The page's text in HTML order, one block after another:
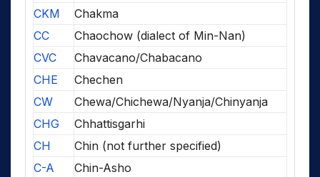
CKM
Chakma
CC
Chaochow (dialect of Min-Nan)
CVC
Chavacano/Chabacano
CHE
Chechen
CW
Chewa/Chichewa/Nyanja/Chinyanja
CHG
Chhattisgarhi
CH
Chin (not further specified)
C-A
Chin-Asho